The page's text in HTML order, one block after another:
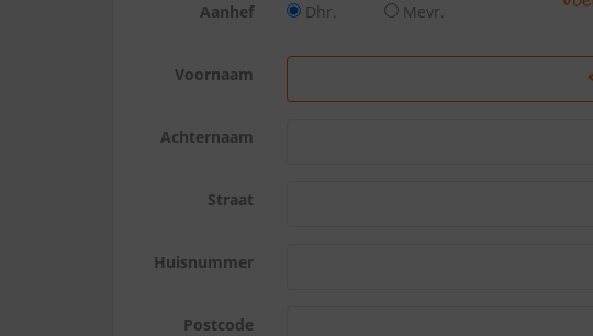
Aanhef Dhr. Mevr.
Voornaam
Achternaam
Straat
Huisnummer
Postcode